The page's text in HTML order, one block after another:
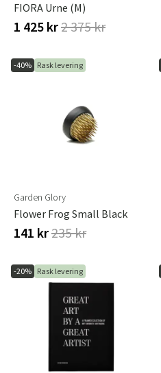
FIORA Urne (M)
1 425 kr2 375 kr
-40% Rask levering
Garden Glory
Flower Frog Small Black
141 kr235 kr
-20% Rask levering